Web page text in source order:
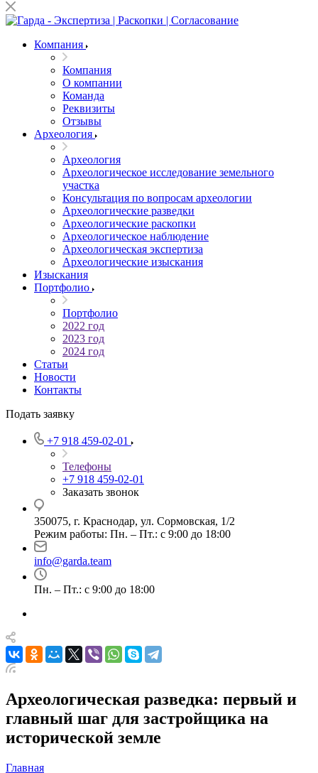
Компания
Компания
О компании
Команда
Реквизиты
Отзывы
Археология
Археология
Археологическое исследование земельного
участка
Консультация по вопросам археологии
Археологические разведки
Археологические раскопки
Археологическое наблюдение
Археологическая экспертиза
Археологические изыскания
Изыскания
Портфолио
Портфолио
2022 год
2023 год
2024 год
Статьи
Новости
Контакты
Подать заявку
+7 918 459-02-01
Телефоны
+7 918 459-02-01
Заказать звонок
350075, г. Краснодар, ул. Сормовская, 1/2
Режим работы: Пн. – Пт.: с 9:00 до 18:00
info@garda.team
Пн. – Пт.: с 9:00 до 18:00
Археологическая разведка: первый и
главный шаг для застройщика на
исторической земле
Главная